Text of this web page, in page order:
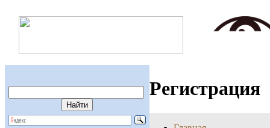
Регистрация